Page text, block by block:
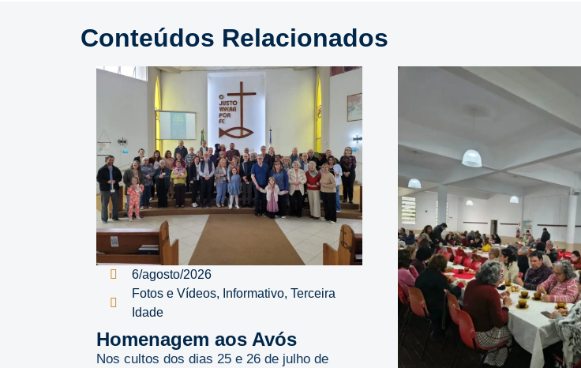
Conteúdos Relacionados
6/agosto/2026
Fotos e Vídeos, Informativo, Terceira
Idade
Homenagem aos Avós
Nos cultos dos dias 25 e 26 de julho de